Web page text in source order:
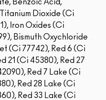
Benzoic Acid,
Dioxide (Ci
Iron Oxides (Ci
Bismuth Oxychloride
(Ci 77742), Red 6 (Ci
21 (Ci 45380), Red 27
Red 7 Lake (Ci
Red 28 Lake (Ci
Red 33 Lake (Ci